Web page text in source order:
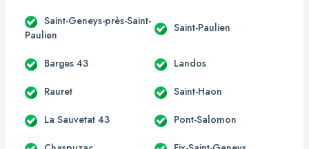
Saint-Geneys-près-Saint-
Paulien
Saint-Paulien
Barges 43 Landos
Rauret Saint-Haon
La Sauvetat 43 Pont-Salomon